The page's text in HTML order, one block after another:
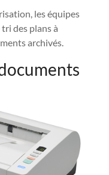
les équipes
des plans à
archivés.